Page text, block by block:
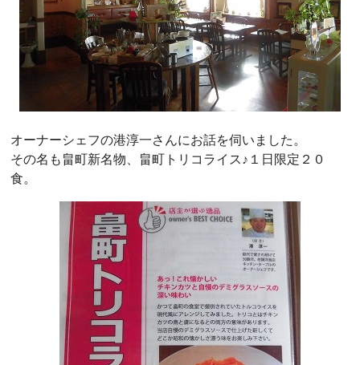
オーナーシェフの港淳一さんにお話を伺いました。
その名も畠町新名物、畠町トリコライス♪１日限定２０
食。